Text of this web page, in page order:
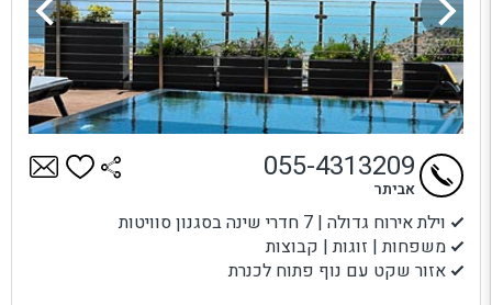
וילת אירוח גדולה | 7 חדרי שינה בסגנון סוויטות
משפחות | זוגות | קבוצות
אזור שקט עם נוף פתוח לכנרת
055-4313209
אביתר